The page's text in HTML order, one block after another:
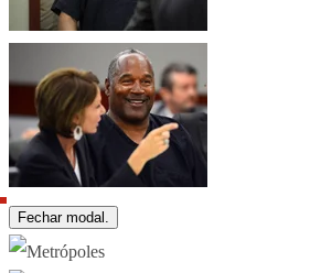
Fechar modal.